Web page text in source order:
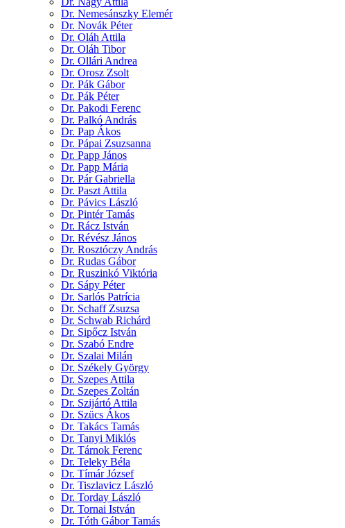
Dr. Nemesánszky Elemér
Dr. Novák Péter
Dr. Oláh Attila
Dr. Oláh Tibor
Dr. Ollári Andrea
Dr. Orosz Zsolt
Dr. Pák Gábor
Dr. Pák Péter
Dr. Pakodi Ferenc
Dr. Palkó András
Dr. Pap Ákos
Dr. Pápai Zsuzsanna
Dr. Papp János
Dr. Papp Mária
Dr. Pár Gabriella
Dr. Paszt Attila
Dr. Pávics László
Dr. Pintér Tamás
Dr. Rácz István
Dr. Révész János
Dr. Rosztóczy András
Dr. Rudas Gábor
Dr. Ruszinkó Viktória
Dr. Sápy Péter
Dr. Sarlós Patrícia
Dr. Schaff Zsuzsa
Dr. Schwab Richárd
Dr. Sipőcz István
Dr. Szabó Endre
Dr. Szalai Milán
Dr. Székely György
Dr. Szepes Attila
Dr. Szepes Zoltán
Dr. Szijártó Attila
Dr. Szücs Ákos
Dr. Takács Tamás
Dr. Tanyi Miklós
Dr. Tárnok Ferenc
Dr. Teleky Béla
Dr. Tímár József
Dr. Tiszlavicz László
Dr. Torday László
Dr. Tornai István
Dr. Tóth Gábor Tamás